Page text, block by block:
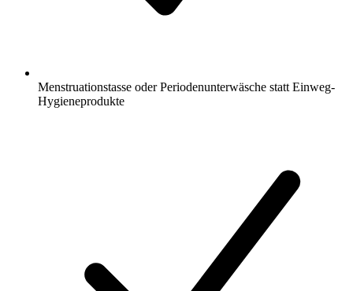
Menstruationstasse oder Periodenunterwäsche statt Einweg-
Hygieneprodukte